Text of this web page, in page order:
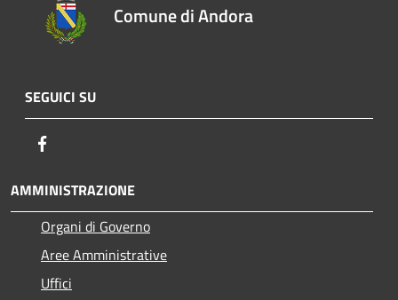
Comune di Andora
SEGUICI SU
AMMINISTRAZIONE
Organi di Governo
Aree Amministrative
Uffici